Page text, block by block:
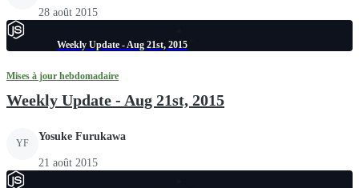
28 août 2015
Weekly Update - Aug 21st, 2015
Mises à jour hebdomadaire
Weekly Update - Aug 21st, 2015
YF
Yosuke Furukawa
21 août 2015